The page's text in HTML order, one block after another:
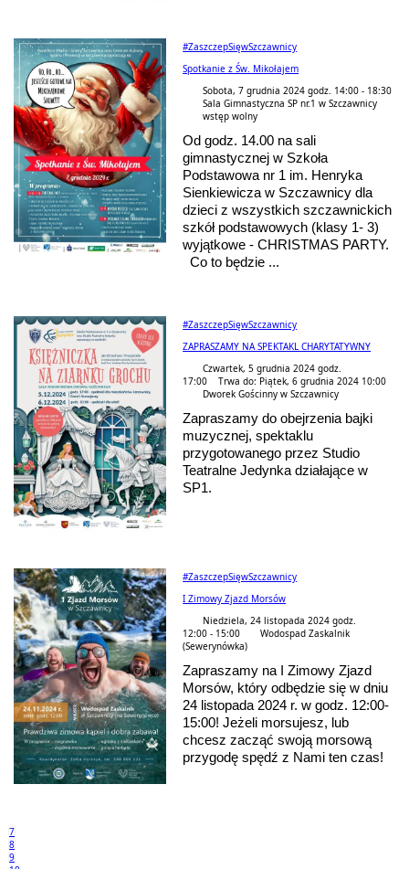
#ZaszczepSięwSzczawnicy
Spotkanie z Św. Mikołajem
Sobota, 7 grudnia 2024 godz. 14:00 - 18:30
Sala Gimnastyczna SP nr.1 w Szczawnicy
wstęp wolny
Od godz. 14.00 na sali
gimnastycznej w Szkoła
Podstawowa nr 1 im. Henryka
Sienkiewicza w Szczawnicy dla
dzieci z wszystkich szczawnickich
szkół podstawowych (klasy 1- 3)
wyjątkowe - CHRISTMAS PARTY.
Co to będzie ...
#ZaszczepSięwSzczawnicy
ZAPRASZAMY NA SPEKTAKL CHARYTATYWNY
Czwartek, 5 grudnia 2024 godz.
17:00 Trwa do: Piątek, 6 grudnia 2024 10:00
Dworek Gościnny w Szczawnicy
Zapraszamy do obejrzenia bajki
muzycznej, spektaklu
przygotowanego przez Studio
Teatralne Jedynka działające w
SP1.
#ZaszczepSięwSzczawnicy
I Zimowy Zjazd Morsów
Niedziela, 24 listopada 2024 godz.
12:00 - 15:00
Wodospad Zaskalnik
(Sewerynówka)
Zapraszamy na I Zimowy Zjazd
Morsów, który odbędzie się w dniu
24 listopada 2024 r. w godz. 12:00-
15:00! Jeżeli morsujesz, lub
chcesz zacząć swoją morsową
przygodę spędź z Nami ten czas!
7
8
9